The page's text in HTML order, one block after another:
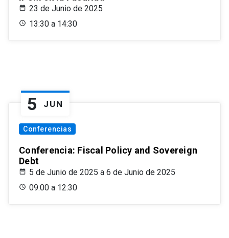
23 de Junio de 2025
13:30 a 14:30
5 JUN
Conferencias
Conferencia: Fiscal Policy and Sovereign
Debt
5 de Junio de 2025 a 6 de Junio de 2025
09:00 a 12:30